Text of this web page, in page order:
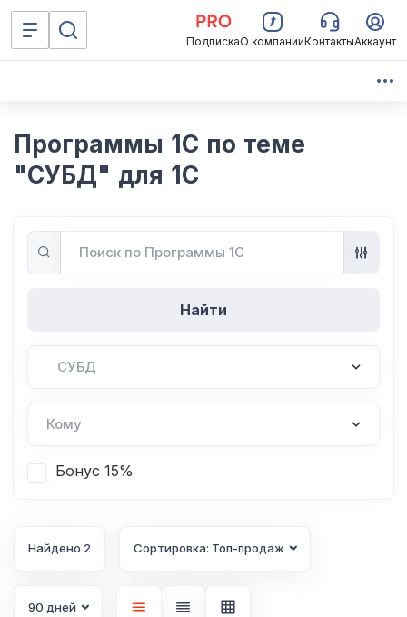
ПодпискаО компанииКонтактыАккаунт
Программы 1С по теме
"СУБД" для 1С
Найти
Бонус 15%
Найдено 2 Сортировка: Топ-продаж
90 дней